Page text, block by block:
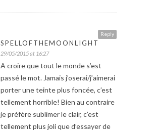
Reply
SPELLOFTHEMOONLIGHT
29/05/2015 at 16:27
A croire que tout le monde s’est
passé le mot. Jamais j’oserai/j’aimerai
porter une teinte plus foncée, c’est
tellement horrible! Bien au contraire
je préfère sublimer le clair, c’est
tellement plus joli que d’essayer de